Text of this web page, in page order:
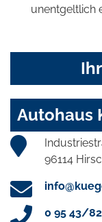
unentgeltlich
Autohaus
96114
0 95 43/